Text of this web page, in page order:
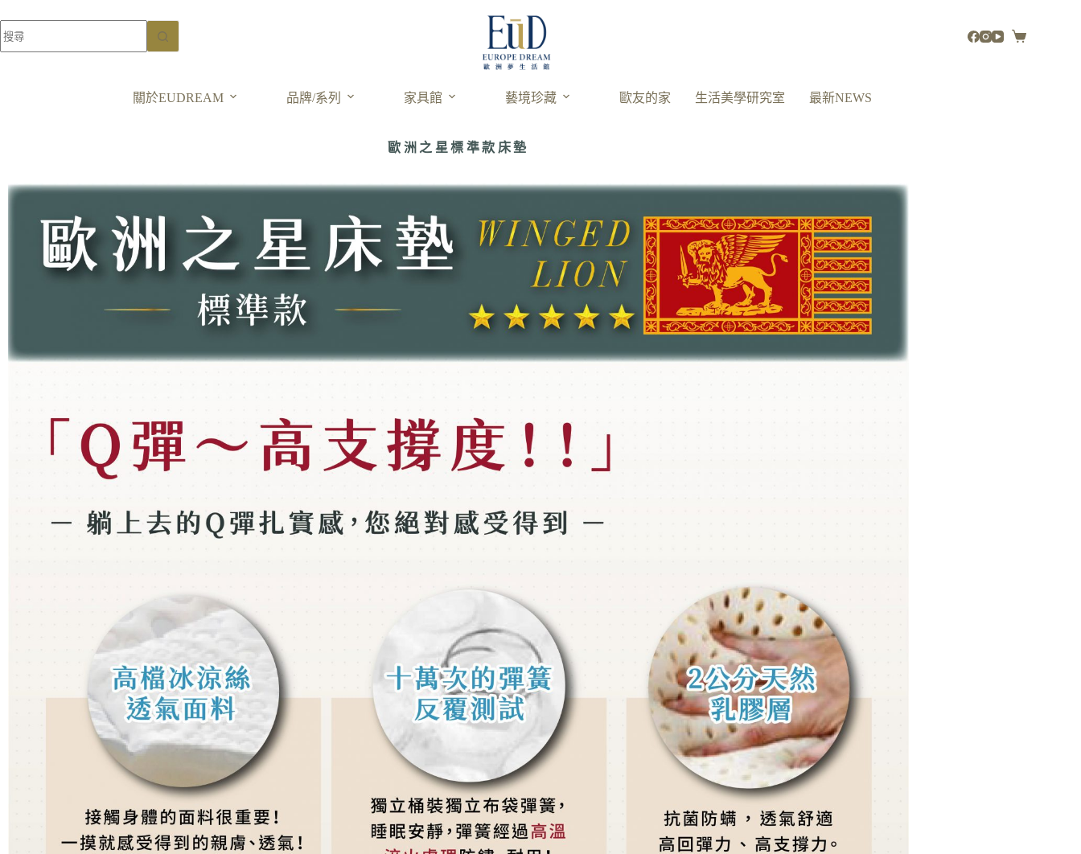
關於EUDREAM 品牌/系列 家具館 藝境珍藏 歐友的家 生活美學研究室 最新NEWS
歐洲之星標準款床墊